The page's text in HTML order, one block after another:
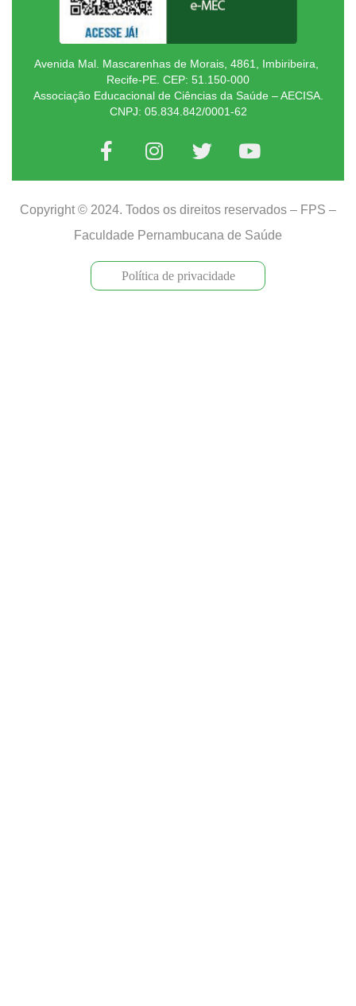
Avenida Mal. Mascarenhas de Morais, 4861, Imbiribeira,
Recife-PE. CEP: 51.150-000
Associação Educacional de Ciências da Saúde – AECISA.
CNPJ: 05.834.842/0001-62
Copyright © 2024. Todos os direitos reservados – FPS –
Faculdade Pernambucana de Saúde
Política de privacidade